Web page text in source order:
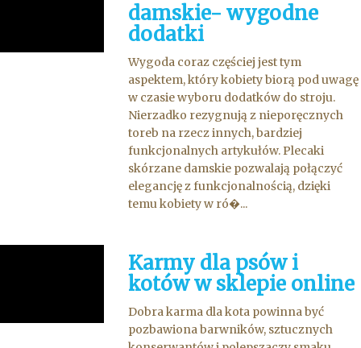
damskie- wygodne
dodatki
Wygoda coraz częściej jest tym
aspektem, który kobiety biorą pod uwagę
w czasie wyboru dodatków do stroju.
Nierzadko rezygnują z nieporęcznych
toreb na rzecz innych, bardziej
funkcjonalnych artykułów. Plecaki
skórzane damskie pozwalają połączyć
elegancję z funkcjonalnością, dzięki
temu kobiety w ró�...
Karmy dla psów i
kotów w sklepie online
Dobra karma dla kota powinna być
pozbawiona barwników, sztucznych